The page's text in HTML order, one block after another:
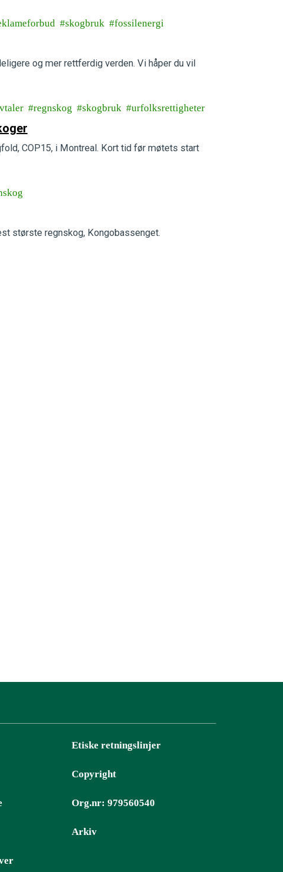
skogbruk fossilenergi
og mer rettferdig verden. Vi håper du vil
regnskog skogbruk urfolksrettigheter
COP15, i Montreal. Kort tid før møtets start
største regnskog, Kongobassenget.
Etiske retningslinjer
Copyright
Org.nr: 979560540
Arkiv